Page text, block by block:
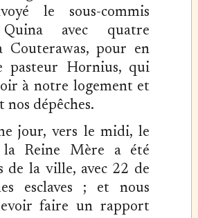
le sous-commis
avec quatre
Couterawas, pour en
pasteur Hornius, qui
à notre logement et
nos dépêches.
jour, vers le midi, le
la Reine Mère a été
de la ville, avec 22 de
esclaves ; et nous
faire un rapport